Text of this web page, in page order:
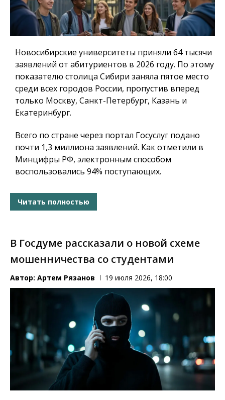
Новосибирские университеты приняли 64 тысячи
заявлений от абитуриентов в 2026 году. По этому
показателю столица Сибири заняла пятое место
среди всех городов России, пропустив вперед
только Москву, Санкт-Петербург, Казань и
Екатеринбург.
Всего по стране через портал Госуслуг подано
почти 1,3 миллиона заявлений. Как отметили в
Минцифры РФ, электронным способом
воспользовались 94% поступающих.
Читать полностью
В Госдуме рассказали о новой схеме
мошенничества со студентами
Автор: Артем Рязанов 19 июля 2026, 18:00